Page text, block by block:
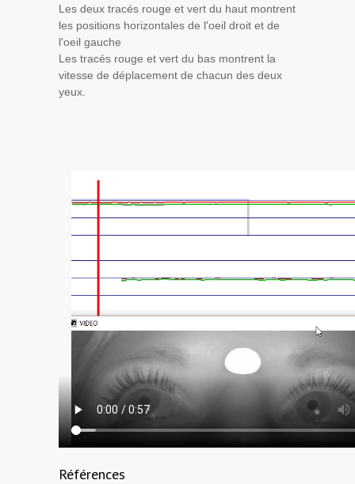
Les deux tracés rouge et vert du haut montrent
les positions horizontales de l'oeil droit et de
l'oeil gauche
Les tracés rouge et vert du bas montrent la
vitesse de déplacement de chacun des deux
yeux.
Références